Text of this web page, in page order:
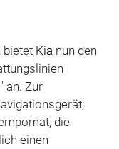
bietet Kia nun den
an. Zur
die
einen